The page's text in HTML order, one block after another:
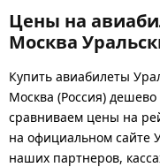
Цены на
Москва
Купить авиабилеты
Москва (Россия)
сравниваем цены на
на официальном сайте
наших партнеров,